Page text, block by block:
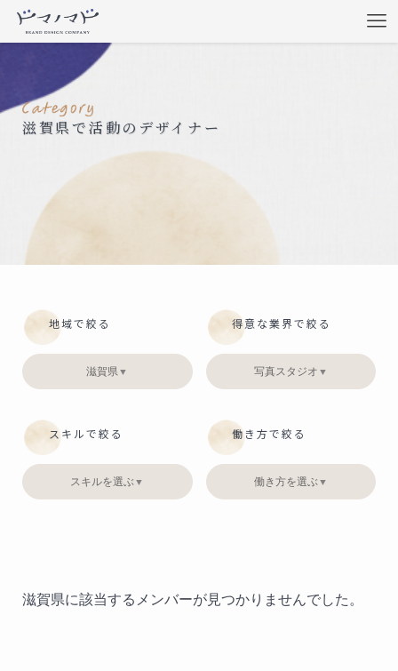
滋賀県で活動のデザイナー
地域で絞る
滋賀県 ▼
得意な業界で絞る
写真スタジオ ▼
スキルで絞る
スキルを選ぶ ▼
働き方で絞る
働き方を選ぶ ▼
滋賀県に該当するメンバーが見つかりませんでした。